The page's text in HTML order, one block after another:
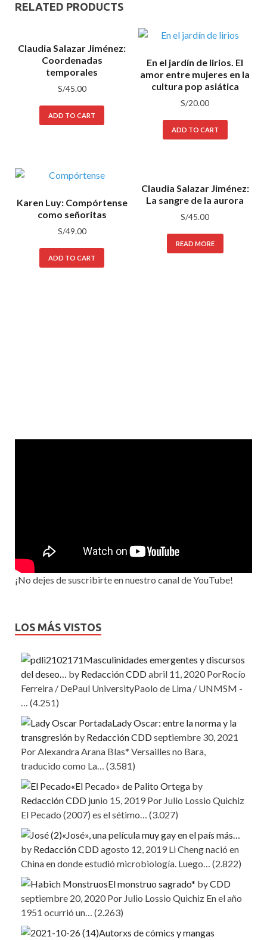
RELATED PRODUCTS
Claudia Salazar Jiménez:
Coordenadas
temporales
S/45.00
ADD TO CART
En el jardín de lirios. El
amor entre mujeres en la
cultura pop asiática
S/20.00
ADD TO CART
Karen Luy: Compórtense
como señoritas
S/49.00
ADD TO CART
Claudia Salazar Jiménez:
La sangre de la aurora
S/45.00
READ MORE
¡No dejes de suscribirte en nuestro canal de YouTube!
LOS MÁS VISTOS
Masculinidades emergentes y discursos
del deseo…
by Redacción CDDabril 11, 2020 PorRocío
Ferreira / DePaul UniversityPaolo de Lima / UNMSM -
(4.251)
Lady Oscar: entre la norma y la
transgresión by Redacción CDDseptiembre 30, 2021
Por Alexandra Arana Blas* Versailles no Bara,
traducido como La…
(3.581)
«El Pecado» de Palito Ortega by
Redacción CDD junio 15, 2019 Por Julio Lossio Quichiz
El Pecado (2007) es el sétimo…
(3.027)
«José», una película muy gay en el país más…
by Redacción CDDagosto 12, 2019 Li Cheng nació en
China en donde estudió microbiología. Luego…
(2.822)
El monstruo sagrado* byCDD
septiembre 20, 2020 Por Julio Lossio Quichiz En el año
1951 ocurrió un…
(2.263)
Autorxs de cómics y mangas